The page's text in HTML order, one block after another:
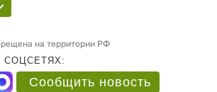
на территории РФ
СОЦСЕТЯХ:
Сообщить новость